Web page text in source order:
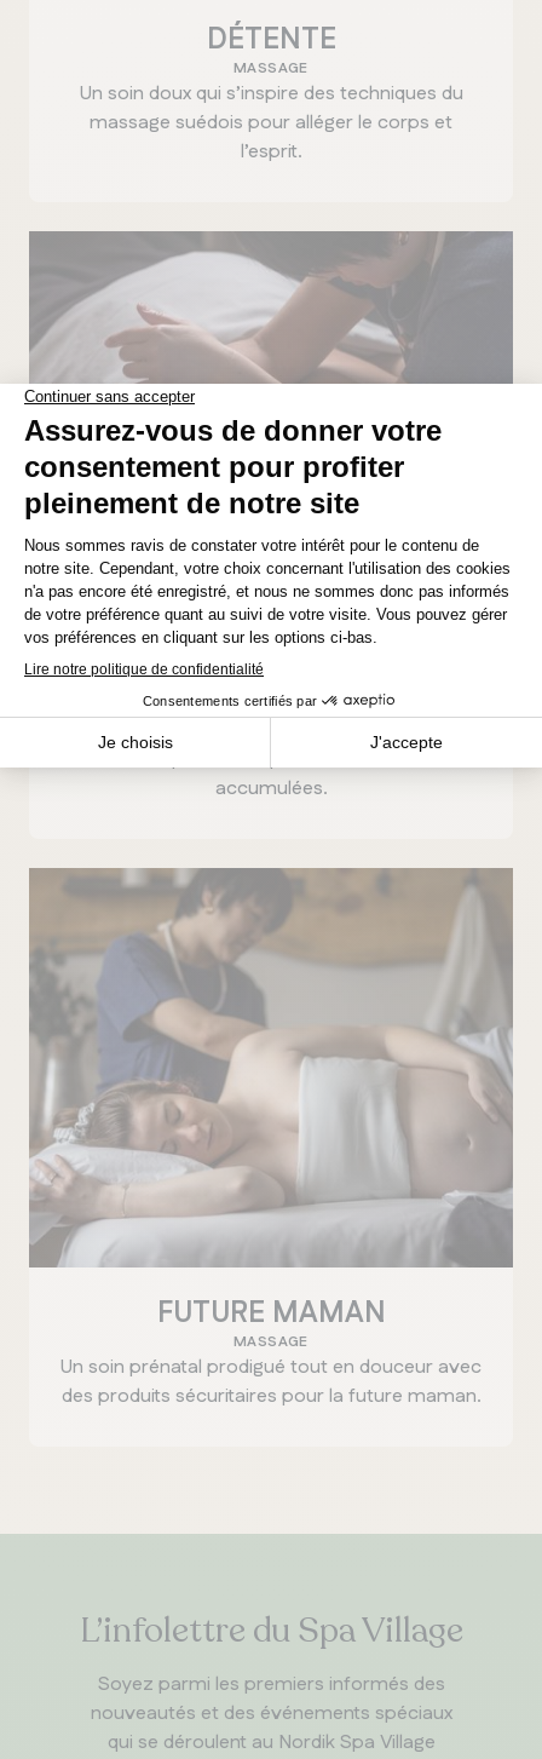
MANITOBA
Winnipeg
DÉTENTE
MASSAGE
Un soin doux qui s’inspire des techniques du
massage suédois pour alléger le corps et
l’esprit.
INTENSITÉ
MASSAGE
Un soin réparateur qui cible les couches
musculaires profondes pour libérer les tensions
accumulées.
FUTURE MAMAN
MASSAGE
Un soin prénatal prodigué tout en douceur avec
des produits sécuritaires pour la future maman.
L’infolettre du Spa Village
Soyez parmi les premiers informés des
nouveautés et des événements spéciaux
qui se déroulent au Nordik Spa Village